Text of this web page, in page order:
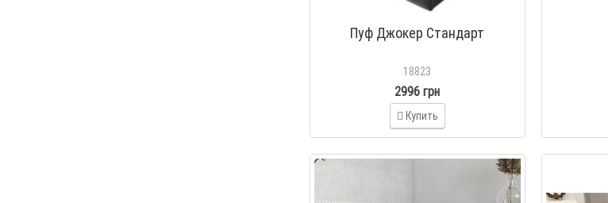
Пуф Джокер Стандарт
18823
2996 грн
Купить